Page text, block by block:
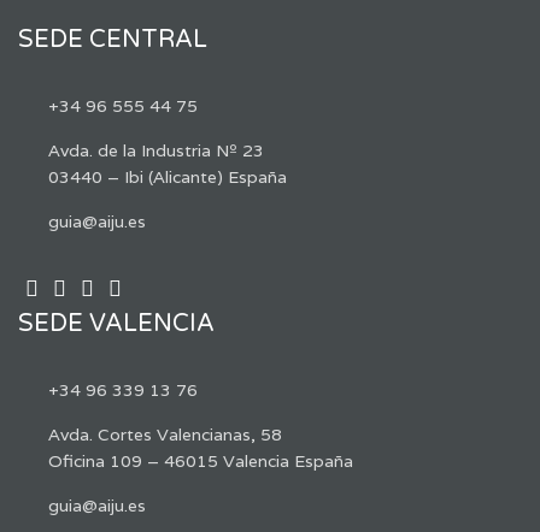
SEDE CENTRAL
+34 96 555 44 75
Avda. de la Industria Nº 23
03440 – Ibi (Alicante) España
guia@aiju.es
SEDE VALENCIA
+34 96 339 13 76
Avda. Cortes Valencianas, 58
Oficina 109 – 46015 Valencia España
guia@aiju.es